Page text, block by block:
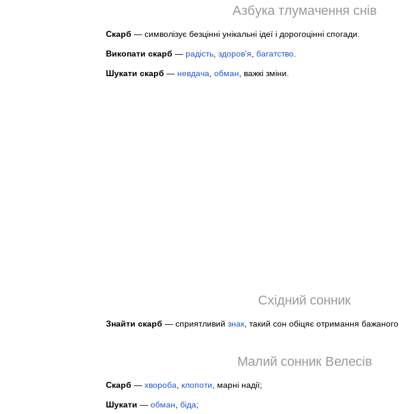
Азбука тлумачення снів
Скарб — символізує безцінні унікальні ідеї і дорогоцінні спогади.
Викопати скарб — радість, здоров'я багатство.
Шукати скарб — невдача обман , важкі зміни.
Східний сонник
Знайти скарб — сприятливий знак, такий сон обіцяє отримання бажаного.
Малий сонник Велесів
Скарб — хвороба клопоти , марні надії;
Шукати — обман біда;